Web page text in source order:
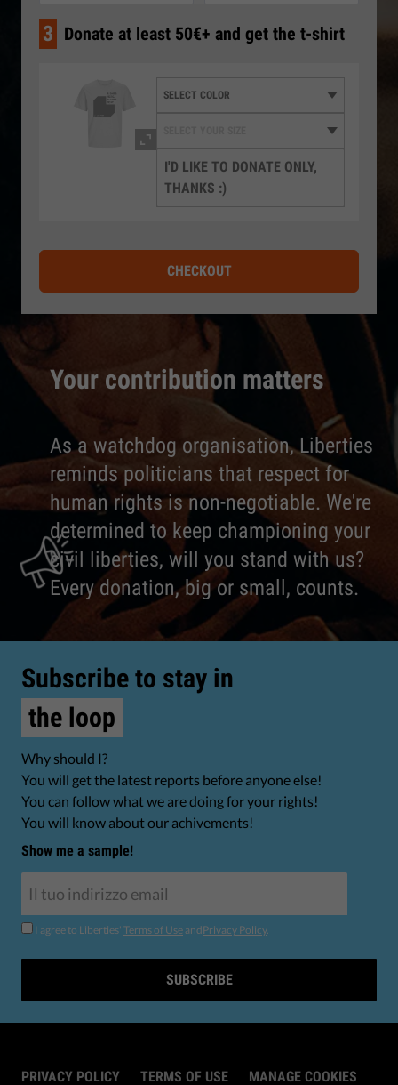
Your contribution matters
As a watchdog organisation, Liberties
reminds politicians that respect for
human rights is non-negotiable. We're
determined to keep championing your
civil liberties, will you stand with us?
Every donation, big or small, counts.
3 Donate at least 50€+ and get the t-shirt
I'D LIKE TO DONATE ONLY,
THANKS :)
CHECKOUT
Subscribe to stay in
the loop
Why should I?
You will get the latest reports before anyone else!
You can follow what we are doing for your rights!
You will know about our achivements!
Show me a sample!
I agree to Liberties' Terms of Use andPrivacy Policy.
SUBSCRIBE
PRIVACY POLICY TERMS OF USE MANAGE COOKIES